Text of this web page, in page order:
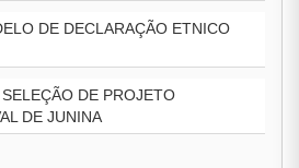
DE DECLARAÇÃO ETNICO
DE PROJETO
DE JUNINA